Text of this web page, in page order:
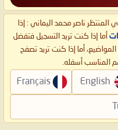
المنتظر ناصر محمد اليماني : إذا
أما إذا كنت تريد التسجيل فتفضل
أما إذا كنت تريد تصفح
المناسب أسفله.
English
Français